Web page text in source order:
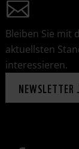
Bleiben Sie mit
aktuellsten
interessieren.